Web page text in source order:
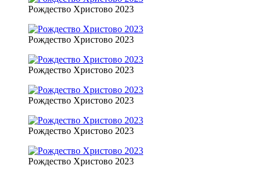
Рождество Христово 2023
Рождество Христово 2023
Рождество Христово 2023
Рождество Христово 2023
Рождество Христово 2023
Рождество Христово 2023